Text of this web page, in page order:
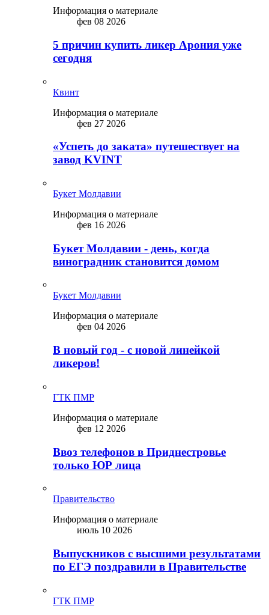
Информация о материале
фев 08 2026
5 причин купить ликep Арония уже
сегодня
Квинт
Информация о материале
фев 27 2026
«Успеть до заката» путешествует на
завод KVINT
Букет Молдавии
Информация о материале
фев 16 2026
Букет Молдавии - день, когда
виноградник становится домом
Букет Молдавии
Информация о материале
фев 04 2026
В новый год - с новой линейкой
ликepoв!
ГТК ПМР
Информация о материале
фев 12 2026
Ввоз телефонов в Приднестровье
только ЮР лица
Правительство
Информация о материале
июль 10 2026
Выпускников с высшими результатами
по ЕГЭ поздравили в Правительстве
ГТК ПМР